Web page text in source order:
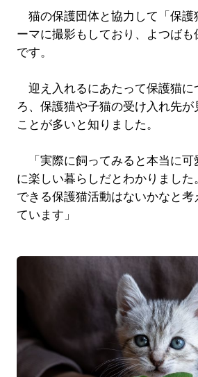
猫の保護団体と協力して「保護
ーマに撮影もしており、よつばも
です。
迎え入れるにあたって保護猫に
ろ、保護猫や子猫の受け入れ先が
ことが多いと知りました。
「実際に飼ってみると本当に可
に楽しい暮らしだとわかりました
できる保護猫活動はないかなと考
ています」